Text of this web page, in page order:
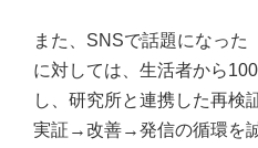
また、SNSで話題になった
に対しては、生活者から
し、研究所と連携した再検
実証→改善→発信の循環を